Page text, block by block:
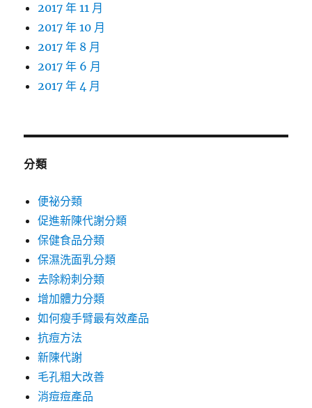
2017 年 11 月
2017 年 10 月
2017 年 8 月
2017 年 6 月
2017 年 4 月
分類
便祕分類
促進新陳代謝分類
保健食品分類
保濕洗面乳分類
去除粉刺分類
增加體力分類
如何瘦手臂最有效產品
抗痘方法
新陳代謝
毛孔粗大改善
消痘痘產品